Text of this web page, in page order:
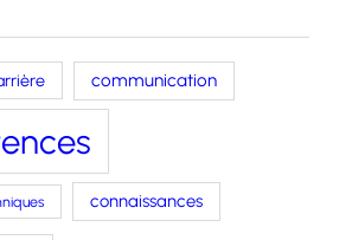
communication
connaissances